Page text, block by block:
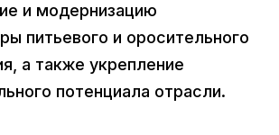
и модернизацию
питьевого и оросительного
а также укрепление
потенциала отрасли.